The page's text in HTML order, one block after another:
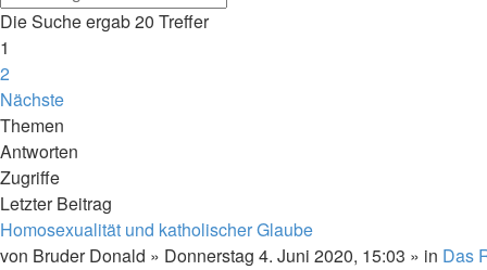
Die Suche ergab 20 Treffer
1
2
Nächste
Themen
Antworten
Zugriffe
Letzter Beitrag
Homosexualität und katholischer Glaube
von Bruder Donald » Donnerstag 4. Juni 2020, 15:03 » in Das